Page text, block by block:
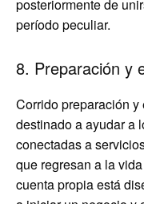
posteriormente de
período peculiar.
8. Preparación y
Corrido preparación
destinado a ayudar a
conectadas a
que regresan a la
cuenta propia está